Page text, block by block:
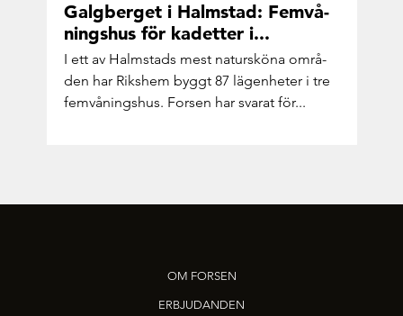
Galg­ber­get i Halm­stad: Fem­vå­
nings­hus för ka­det­ter i...
I ett av Halm­stads mest na­tur­skö­na om­rå­
den har Rik­shem byggt 87 lä­gen­he­ter i tre
fem­vå­nings­hus. For­sen har sva­rat för...
OM FORSEN
ERBJUDANDEN